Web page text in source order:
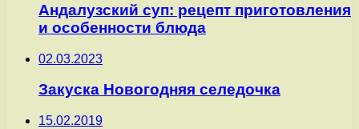
Андалузский суп: рецепт приготовления
и особенности блюда
02.03.2023
Закуска Новогодняя селедочка
15.02.2019